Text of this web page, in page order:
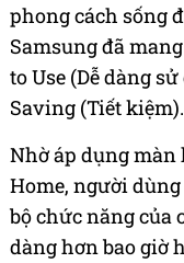
phong cách sống
Samsung đã
to Use (Dễ dàng
Saving (Tiết kiệm).
Nhờ áp dụng
Home, người
bộ chức năng của
dàng hơn bao giờ